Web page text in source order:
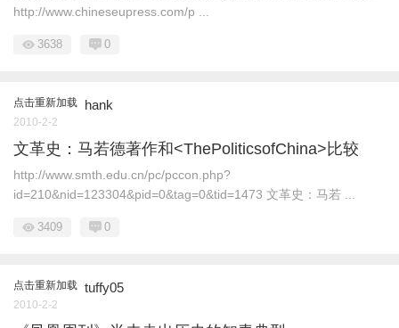
http://www.chineseupress.com/p ...
3638 0
点击重新加载 hank
2010-2-2
文革史：马若德著作和<ThePoliticsofChina>比较
http://www.smth.edu.cn/pc/pccon.php?
id=210&nid=123304&pid=0&tag=0&tid=1473 文革史：马若 ...
3409 0
点击重新加载 tuffy05
2010-2-2